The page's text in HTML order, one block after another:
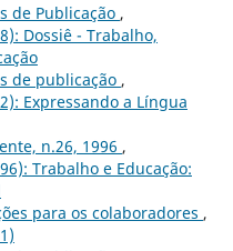
de Publicação ,
Dossiê - Trabalho,
de publicação ,
Expressando a Língua
n.26, 1996 ,
Trabalho e Educação:
para os colaboradores ,